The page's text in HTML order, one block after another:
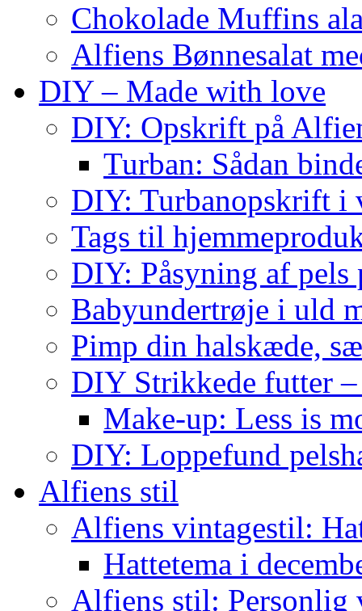
Chokolade Muffins
Alfiens Bønnesalat
DIY – Made with love
DIY: Opskrift på
Turban: Sådan
DIY: Turbanopskrift i
Tags til
DIY: Påsyning af
Babyundertrøje i uld
Pimp din halskæde,
DIY Strikkede futter
Make-up: Less is
DIY: Loppefund
Alfiens stil
Alfiens vintagestil:
Hattetema i
Alfiens stil: Personlig